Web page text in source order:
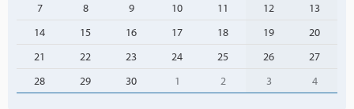
7
8 9 10 11 12
13
14
15 16 17 18 19
20
21
22 23 24 25 26
27
28
29 30 1 2 3 4